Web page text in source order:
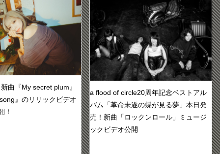
曲『My secret plum』
』のリリックビデオ
！
a flood of circle20周年記念ベストアル
バム「革命未遂の蝶が見る夢」本日発
売！新曲「ロックンロール」ミュージ
ックビデオ公開